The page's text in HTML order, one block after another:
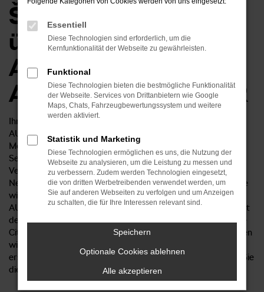
Škoda Citigo –
überzeugende
Angebote beim
AUTOHAUS RÜDIGER
Ihre Suche nach einem Škoda Citigo ist zu Ende. Beim
AUTOHAUS RÜDIGER erhalten Sie dieses herausragende
Modell sowohl als Neuwagen als auch als Tageszulassung.
Selbstverständlich bieten wir Ihnen auch verschiedene
Versionen in Form eines Gebrauchtwagens oder eines Fast-
Neuwagens alias Jahreswagens. Eine der Besonderheiten, die
wir Ihnen bieten, ist die umfangreiche Beratung. Das
AUTOHAUS RÜDIGER kennt sich seit mehr als 25 Jahren mit
der Škoda Citigo aus und hat in dieser Zeit bereits zahlreiche
Citigo verkauft. Alle Fragen rund um den Škoda Citigo können
wir mit unserem 50-köpfigen Team problemlos und
erschöpfend beantworten. Sprechen Sie uns an und lernen Sie
die Vorzüge eines echten Familienbetriebs kennen.
Essentiell
Diese Technologien sind erforderlich, um die
Kernfunktionalität der Webseite zu gewährleisten.
Funktional
Diese Technologien bieten die bestmögliche Funktionalität
der Webseite. Services von Drittanbietern wie Google
Maps, Chats, Fahrzeugbewertungssystem und weitere
werden aktiviert.
Statistik und Marketing
Diese Technologien ermöglichen es uns, die Nutzung der
Webseite zu analysieren, um die Leistung zu messen und
zu verbessern. Zudem werden Technologien eingesetzt,
die von dritten Werbetreibenden verwendet werden, um
Sie auf anderen Webseiten zu verfolgen und um Anzeigen
zu schalten, die für Ihre Interessen relevant sind.
Speichern
Optionale Cookies ablehnen
Alle akzeptieren